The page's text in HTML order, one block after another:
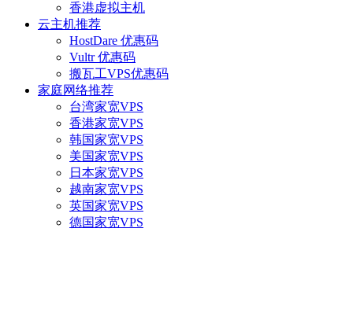
香港虚拟主机
云主机推荐
HostDare 优惠码
Vultr 优惠码
搬瓦工VPS优惠码
家庭网络推荐
台湾家宽VPS
香港家宽VPS
韩国家宽VPS
美国家宽VPS
日本家宽VPS
越南家宽VPS
英国家宽VPS
德国家宽VPS